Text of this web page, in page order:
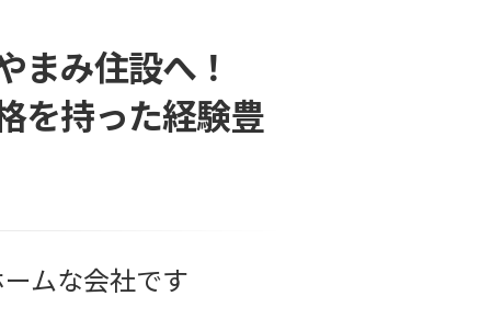
まみ住設へ！
を持った経験豊
ムな会社です